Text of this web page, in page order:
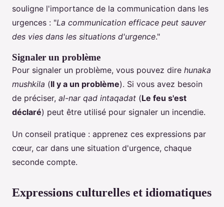
souligne l'importance de la communication dans les
urgences : "La communication efficace peut sauver
des vies dans les situations d'urgence."
Signaler un problème
Pour signaler un problème, vous pouvez dire hunaka
mushkila (Il y a un problème). Si vous avez besoin
de préciser, al-nar qad intaqadat (Le feu s'est
déclaré) peut être utilisé pour signaler un incendie.
Un conseil pratique : apprenez ces expressions par
cœur, car dans une situation d'urgence, chaque
seconde compte.
Expressions culturelles et idiomatiques